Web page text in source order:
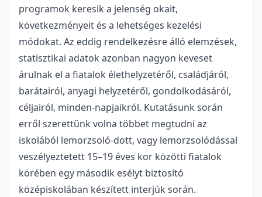
programok keresik a jelenség okait,
következményeit és a lehetséges kezelési
módokat. Az eddig rendelkezésre álló elemzések,
statisztikai adatok azonban nagyon keveset
árulnak el a fiatalok élethelyzetéről, családjáról,
barátairól, anyagi helyzetéről, gondolkodásáról,
céljairól, minden-napjaikról. Kutatásunk során
erről szerettünk volna többet megtudni az
iskolából lemorzsoló-dott, vagy lemorzsolódással
veszélyeztetett 15–19 éves kor közötti fiatalok
körében egy második esélyt biztosító
középiskolában készített interjúk során.